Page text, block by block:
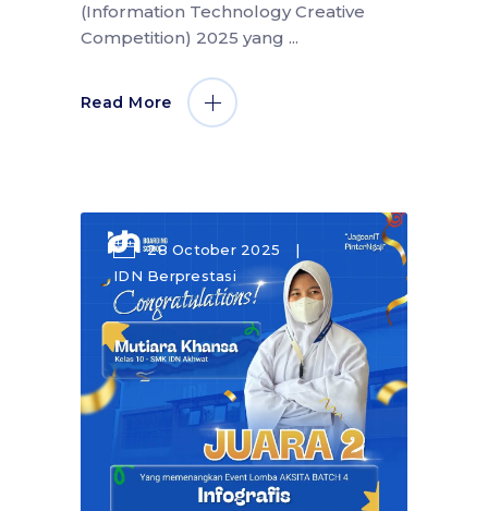
(Information Technology Creative
Competition) 2025 yang
Read More
28 October 2025
IDN Berprestasi